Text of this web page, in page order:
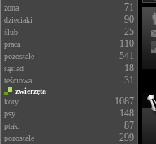
żona 71
dzieciaki 90
ślub 25
praca 110
pozostałe 541
sąsiad 18
teściowa 31
zwierzęta
koty
1087
psy 148
ptaki 87
pozostałe 299